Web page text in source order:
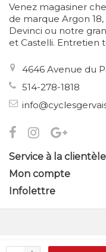
Venez magasiner
de marque Argon
Devinci ou notre
et Castelli. Entretien
4646 Avenue du
514-278-1818
Service à la clientèle
Mon compte
Infolettre